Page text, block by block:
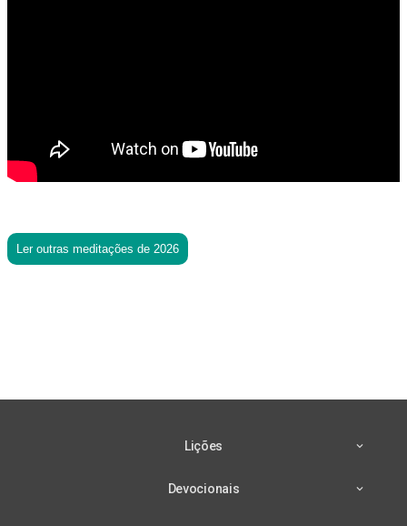
Ler outras meditações de 2026
Lições
Devocionais